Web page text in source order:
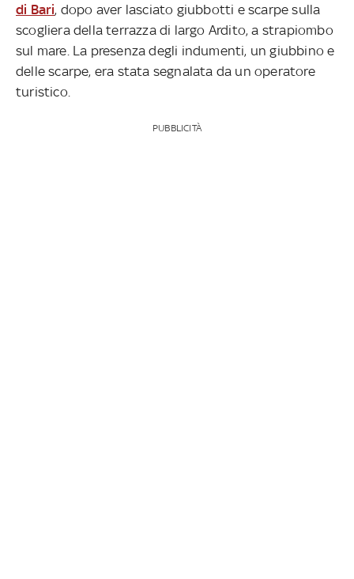
di Bari, dopo aver lasciato giubbotti e scarpe sulla
scogliera della terrazza di largo Ardito, a strapiombo
sul mare. La presenza degli indumenti, un giubbino e
delle scarpe, era stata segnalata da un operatore
turistico.
PUBBLICITÀ